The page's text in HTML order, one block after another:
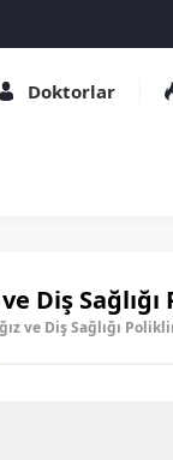
Doktorlar
Diş
ve Diş Sağlığı